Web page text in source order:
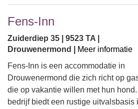
Fens-Inn
Zuiderdiep 35 | 9523 TA |
Drouwenermond |
Meer informatie
Fens-Inn is een accommodatie in
Drouwenermond die zich richt op
die op vakantie willen met hun
bedrijf biedt een rustige uitvalsbasis